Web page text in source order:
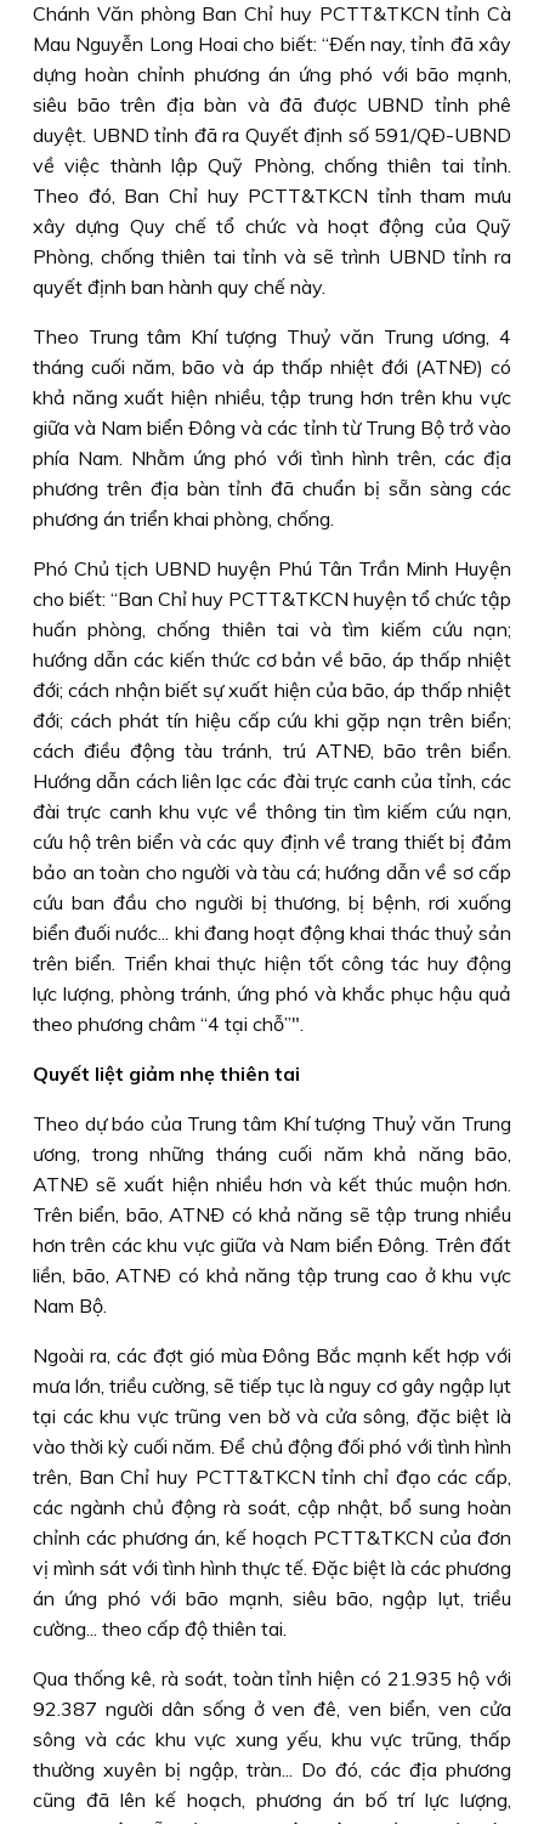
Chánh Văn phòng Ban Chỉ huy PCTT&TKCN tỉnh Cà
Mau Nguyễn Long Hoai cho biết: “Ðến nay, tỉnh đã xây
dựng hoàn chỉnh phương án ứng phó với bão mạnh,
siêu bão trên địa bàn và đã được UBND tỉnh phê
duyệt. UBND tỉnh đã ra Quyết định số 591/QÐ-UBND
về việc thành lập Quỹ Phòng, chống thiên tai tỉnh.
Theo đó, Ban Chỉ huy PCTT&TKCN tỉnh tham mưu
xây dựng Quy chế tổ chức và hoạt động của Quỹ
Phòng, chống thiên tai tỉnh và sẽ trình UBND tỉnh ra
quyết định ban hành quy chế này.
Theo Trung tâm Khí tượng Thuỷ văn Trung ương, 4
tháng cuối năm, bão và áp thấp nhiệt đới (ATNÐ) có
khả năng xuất hiện nhiều, tập trung hơn trên khu vực
giữa và Nam biển Ðông và các tỉnh từ Trung Bộ trở vào
phía Nam. Nhằm ứng phó với tình hình trên, các địa
phương trên địa bàn tỉnh đã chuẩn bị sẵn sàng các
phương án triển khai phòng, chống.
Phó Chủ tịch UBND huyện Phú Tân Trần Minh Huyện
cho biết: “Ban Chỉ huy PCTT&TKCN huyện tổ chức tập
huấn phòng, chống thiên tai và tìm kiếm cứu nạn;
hướng dẫn các kiến thức cơ bản về bão, áp thấp nhiệt
đới; cách nhận biết sự xuất hiện của bão, áp thấp nhiệt
đới; cách phát tín hiệu cấp cứu khi gặp nạn trên biển;
cách điều động tàu tránh, trú ATNÐ, bão trên biển.
Hướng dẫn cách liên lạc các đài trực canh của tỉnh, các
đài trực canh khu vực về thông tin tìm kiếm cứu nạn,
cứu hộ trên biển và các quy định về trang thiết bị đảm
bảo an toàn cho người và tàu cá; hướng dẫn về sơ cấp
cứu ban đầu cho người bị thương, bị bệnh, rơi xuống
biển đuối nước... khi đang hoạt động khai thác thuỷ sản
trên biển. Triển khai thực hiện tốt công tác huy động
lực lượng, phòng tránh, ứng phó và khắc phục hậu quả
theo phương châm “4 tại chỗ”".
Quyết liệt giảm nhẹ thiên tai
Theo dự báo của Trung tâm Khí tượng Thuỷ văn Trung
ương, trong những tháng cuối năm khả năng bão,
ATNÐ sẽ xuất hiện nhiều hơn và kết thúc muộn hơn.
Trên biển, bão, ATNÐ có khả năng sẽ tập trung nhiều
hơn trên các khu vực giữa và Nam biển Ðông. Trên đất
liền, bão, ATNÐ có khả năng tập trung cao ở khu vực
Nam Bộ.
Ngoài ra, các đợt gió mùa Ðông Bắc mạnh kết hợp với
mưa lớn, triều cường, sẽ tiếp tục là nguy cơ gây ngập lụt
tại các khu vực trũng ven bờ và cửa sông, đặc biệt là
vào thời kỳ cuối năm. Ðể chủ động đối phó với tình hình
trên, Ban Chỉ huy PCTT&TKCN tỉnh chỉ đạo các cấp,
các ngành chủ động rà soát, cập nhật, bổ sung hoàn
chỉnh các phương án, kế hoạch PCTT&TKCN của đơn
vị mình sát với tình hình thực tế. Ðặc biệt là các phương
án ứng phó với bão mạnh, siêu bão, ngập lụt, triều
cường... theo cấp độ thiên tai.
Qua thống kê, rà soát, toàn tỉnh hiện có 21.935 hộ với
92.387 người dân sống ở ven đê, ven biển, ven cửa
sông và các khu vực xung yếu, khu vực trũng, thấp
thường xuyên bị ngập, tràn... Do đó, các địa phương
cũng đã lên kế hoạch, phương án bố trí lực lượng,